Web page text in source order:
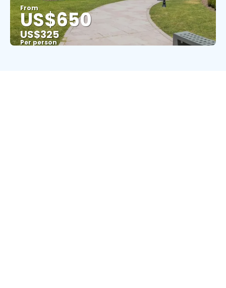
From
US$650
US$325
Per person